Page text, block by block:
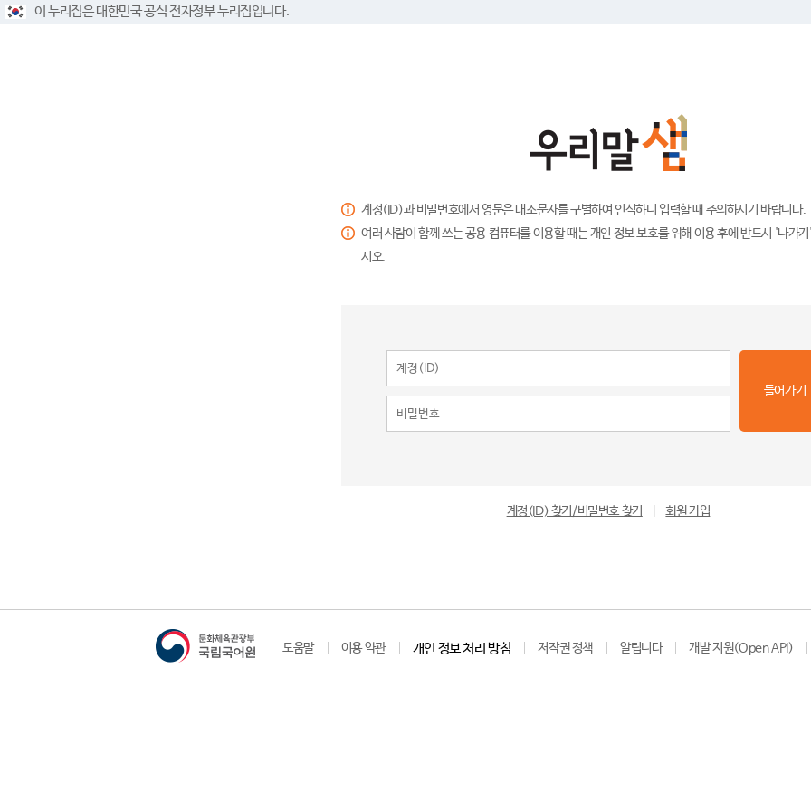
이 누리집은 대한민국 공식 전자정부 누리집입니다.
계정(ID)과 비밀번호에서 영문은 대소문자를 구별하여 인식하니 입력할 때 주의하시기 바랍니다.
여러 사람이 함께 쓰는 공용 컴퓨터를 이용할 때는 개인 정보 보호를 위해 이용 후에 반드시 '나가
시오.
들어가기
계정(ID) 찾기/비밀번호 찾기 회원 가입
도움말 이용 약관 개인 정보 처리 방침 저작권 정책 알립니다 개발 지원(Open API)